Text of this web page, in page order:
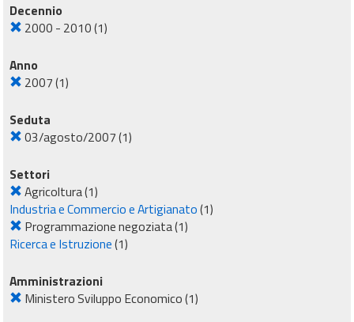
Decennio
2000 - 2010(1)
Anno
2007(1)
Seduta
03/agosto/2007(1)
Settori
Agricoltura(1)
Industria e Commercio e Artigianato(1)
Programmazione negoziata(1)
Ricerca e Istruzione(1)
Amministrazioni
Ministero Sviluppo Economico(1)